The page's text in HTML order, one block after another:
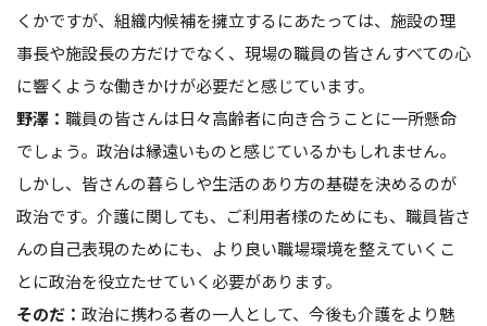
くかですが、組織内候補を擁立するにあたっては、施設の理
事長や施設長の方だけでなく、現場の職員の皆さんすべての心
に響くような働きかけが必要だと感じています。
野澤： 職員の皆さんは日々高齢者に向き合うことに一所懸命
でしょう。政治は縁遠いものと感じているかもしれません。
しかし、皆さんの暮らしや生活のあり方の基礎を決めるのが
政治です。介護に関しても、ご利用者様のためにも、職員皆さ
んの自己表現のためにも、より良い職場環境を整えていくこ
とに政治を役立たせていく必要があります。
そのだ： 政治に携わる者の一人として、今後も介護をより魅